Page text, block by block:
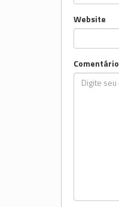
Website
Comentário